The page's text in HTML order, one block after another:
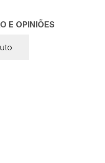
E OPINIÕES